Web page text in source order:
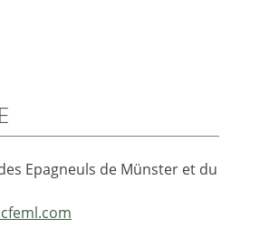
Epagneuls de Münster et du